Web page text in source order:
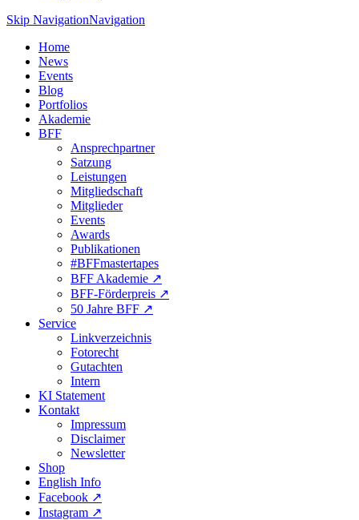
Skip NavigationNavigation
Home
News
Events
Blog
Portfolios
Akademie
BFF
Ansprechpartner
Satzung
Leistungen
Mitgliedschaft
Mitglieder
Events
Awards
Publikationen
#BFFmastertapes
BFF Akademie ↗︎
BFF-Förderpreis ↗︎
50 Jahre BFF ↗︎
Service
Linkverzeichnis
Fotorecht
Gutachten
Intern
KI Statement
Kontakt
Impressum
Disclaimer
Newsletter
Shop
English Info
Facebook ↗︎
Instagram ↗︎